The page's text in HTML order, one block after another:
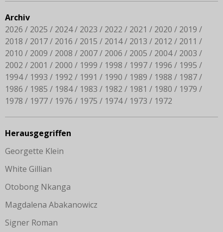
Archiv
2026
2025 2024 2023 2022 2021 2020
2019
2018
2017 2016 2015 2014 2013 2012
2011
2010
2009 2008 2007 2006 2005 2004
2003
2002
2001 2000 1999 1998 1997 1996
1995
1994
1993 1992 1991 1990 1989 1988
1987
1986
1985 1984 1983 1982 1981 1980
1979
1978
1977 1976 1975 1974 1973 1972
Herausgegriffen
Georgette Klein
White Gillian
Otobong Nkanga
Magdalena Abakanowicz
Signer Roman